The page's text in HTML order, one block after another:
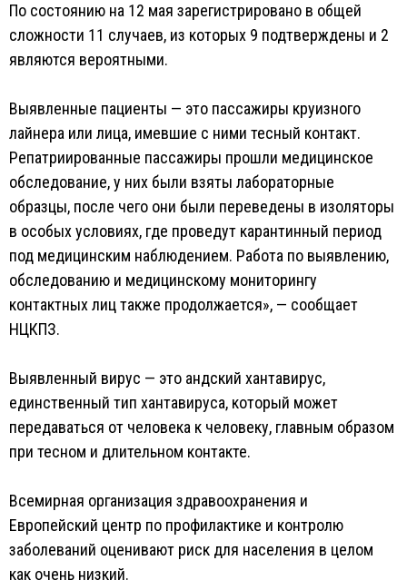
По состоянию на 12 мая зарегистрировано в общей
сложности 11 случаев, из которых 9 подтверждены и 2
являются вероятными.
Выявленные пациенты — это пассажиры круизного
лайнера или лица, имевшие с ними тесный контакт.
Репатриированные пассажиры прошли медицинское
обследование, у них были взяты лабораторные
образцы, после чего они были переведены в изоляторы
в особых условиях, где проведут карантинный период
под медицинским наблюдением. Работа по выявлению,
обследованию и медицинскому мониторингу
контактных лиц также продолжается», — сообщает
НЦКПЗ.
Выявленный вирус — это андский хантавирус,
единственный тип хантавируса, который может
передаваться от человека к человеку, главным образом
при тесном и длительном контакте.
Всемирная организация здравоохранения и
Европейский центр по профилактике и контролю
заболеваний оценивают риск для населения в целом
как очень низкий.